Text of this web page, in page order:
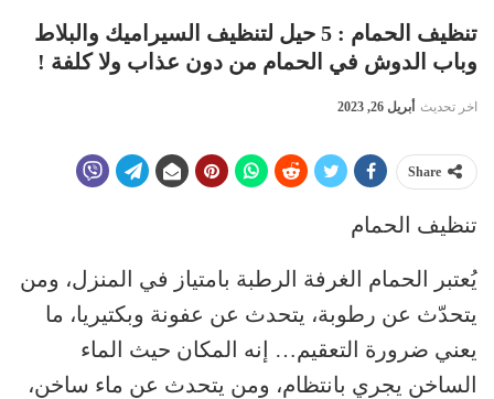
تنظيف الحمام : 5 حيل لتنظيف السيراميك والبلاط
وباب الدوش في الحمام من دون عذاب ولا كلفة !
اخر تحديث أبريل 26, 2023
Share
تنظيف الحمام
يُعتبر الحمام الغرفة الرطبة بامتياز في المنزل، ومن
يتحدّث عن رطوبة، يتحدث عن عفونة وبكتيريا، ما
يعني ضرورة التعقيم… إنه المكان حيث الماء
الساخن يجري بانتظام، ومن يتحدث عن ماء ساخن،